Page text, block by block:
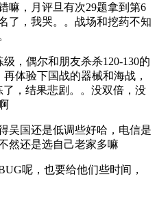
嘛，月评旦有次29题拿到第6
了，我哭。。战场和挖药不知
，偶尔和朋友杀杀120-130的
体验下国战的器械和海战，
，结果悲剧。。没双倍，没
国还是低调些好哈，电信是
然还是选自己老家多嘛
呢，也要给他们些时间，